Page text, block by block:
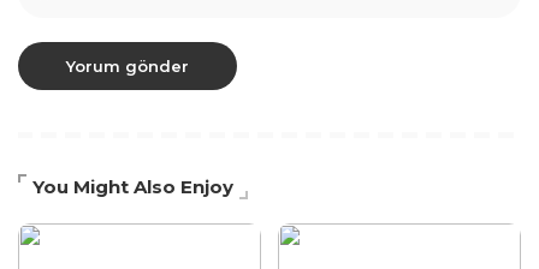
You Might Also Enjoy